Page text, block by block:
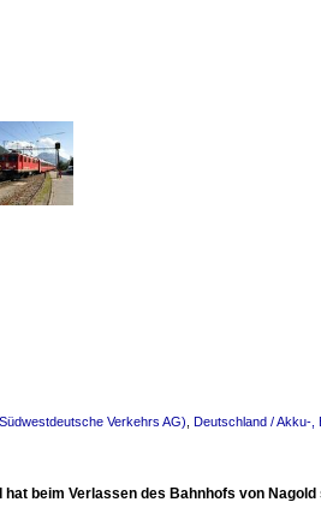
Verkehrs AG) Deutschland / Akku-,
beim Verlassen des Bahnhofs von Nagold